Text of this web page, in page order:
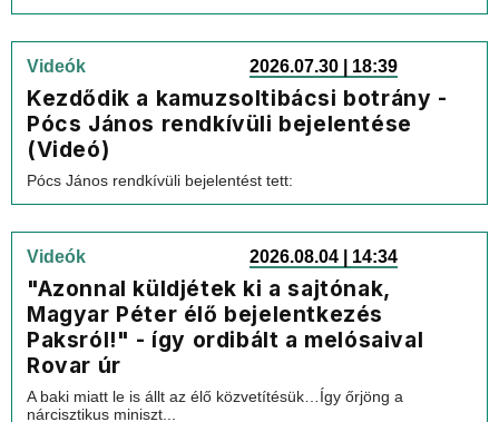
Videók 2026.07.30 | 18:39
Kezdődik a kamuzsoltibácsi botrány -
Pócs János rendkívüli bejelentése
(Videó)
Pócs János rendkívüli bejelentést tett:
Videók 2026.08.04 | 14:34
"Azonnal küldjétek ki a sajtónak,
Magyar Péter élő bejelentkezés
Paksról!" - így ordibált a melósaival
Rovar úr
A baki miatt le is állt az élő közvetítésük…Így őrjöng a
nárcisztikus miniszt...